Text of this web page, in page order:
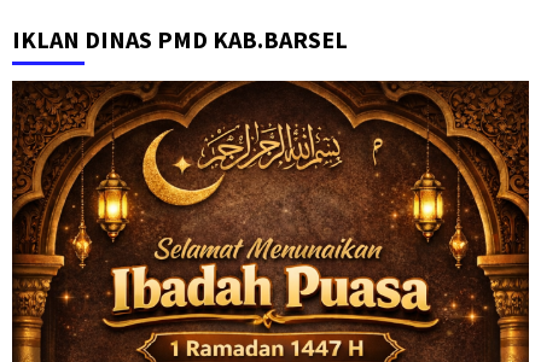
IKLAN DINAS PMD KAB.BARSEL